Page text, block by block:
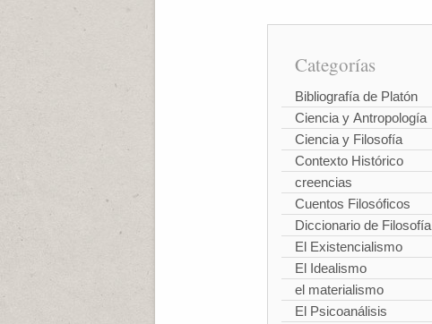
Categorías
Bibliografía de Platón
Ciencia y Antropología
Ciencia y Filosofía
Contexto Histórico
creencias
Cuentos Filosóficos
Diccionario de Filosofía
El Existencialismo
El Idealismo
el materialismo
El Psicoanálisis